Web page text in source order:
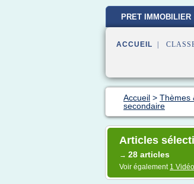
PRET IMMOBILIER
ACCUEIL |
Accueil > Thèmes
secondaire
Articles
→ 28 articles
Voir également 1